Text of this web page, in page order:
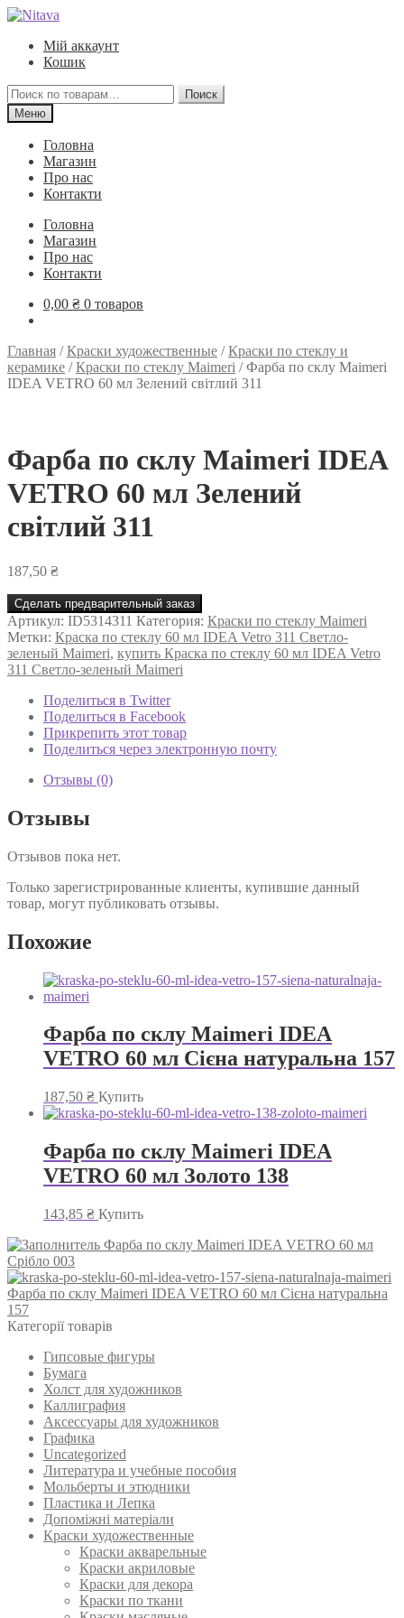
Перейти
навигации
Перейти
содержимому
Мій аккаунт
Кошик
Искать:
Поиск
Меню
Головна
Магазин
Про нас
Контакти
Головна
Магазин
Про нас
Контакти
0,00 ₴ 0 товаров
Главная /Краски художественные /Краски по стеклу и
керамике /Краски по стеклу Maimeri /Фарба по склу Maimeri
IDEA VETRO 60 мл Зелений світлий 311
Фарба по склу Maimeri IDEA
VETRO 60 мл Зелений
світлий 311
187,50 ₴
Сделать предварительный заказ
Артикул: ID5314311 Категория: Краски по стеклу Maimeri
Метки: Краска по стеклу 60 мл IDEA Vetro 311 Светло-
зеленый Maimeri, купить Краска по стеклу 60 мл IDEA Vetro
311 Светло-зеленый Maimeri
Поделиться в Twitter
Поделиться в Facebook
Прикрепить этот товар
Поделиться через электронную почту
Отзывы (0)
Отзывы
Отзывов пока нет.
Только зарегистрированные клиенты, купившие данный
товар, могут публиковать отзывы.
Похожие
Фарба по склу Maimeri IDEA
VETRO 60 мл Сієна натуральна 157
187,50 ₴ Купить
Фарба по склу Maimeri IDEA
VETRO 60 мл Золото 138
143,85 ₴ Купить
Фарба по склу Maimeri IDEA VETRO 60 мл
Срібло 003
Фарба по склу Maimeri IDEA VETRO 60 мл Сієна натуральна
157
Категорії товарів
Гипсовые фигуры
Бумага
Холст для художников
Каллиграфия
Аксессуары для художников
Графика
Uncategorized
Литература и учебные пособия
Мольберты и этюдники
Пластика и Лепка
Допоміжні матеріали
Краски художественные
Краски акварельные
Краски акриловые
Краски для декора
Краски по ткани